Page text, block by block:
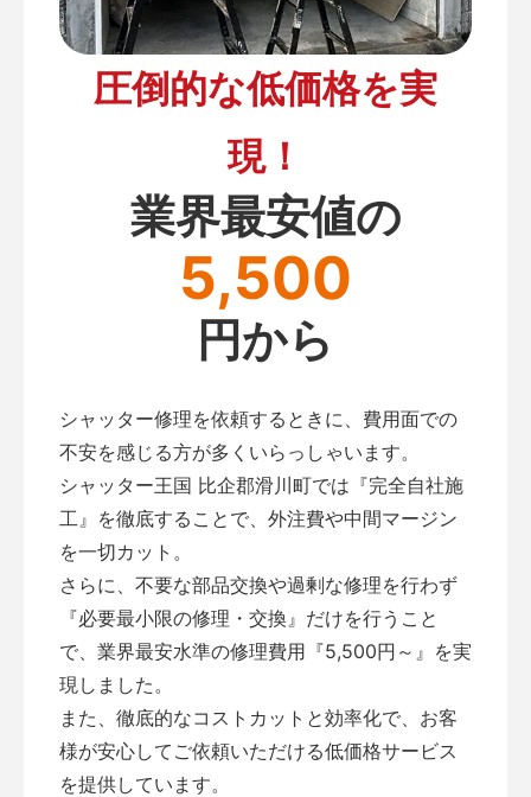
圧倒的な低価格を実
現！
業界最安値の
5,500
円から
シャッター修理を依頼するときに、費用面での
不安を感じる方が多くいらっしゃいます。
シャッター王国 比企郡滑川町では『完全自社施
工』を徹底することで、外注費や中間マージン
を一切カット。
さらに、不要な部品交換や過剰な修理を行わず
『必要最小限の修理・交換』だけを行うこと
で、業界最安水準の修理費用『5,500円～』を実
現しました。
また、徹底的なコストカットと効率化で、お客
様が安心してご依頼いただける低価格サービス
を提供しています。